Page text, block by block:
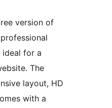
version of
ideal for a
The
layout, HD
with a